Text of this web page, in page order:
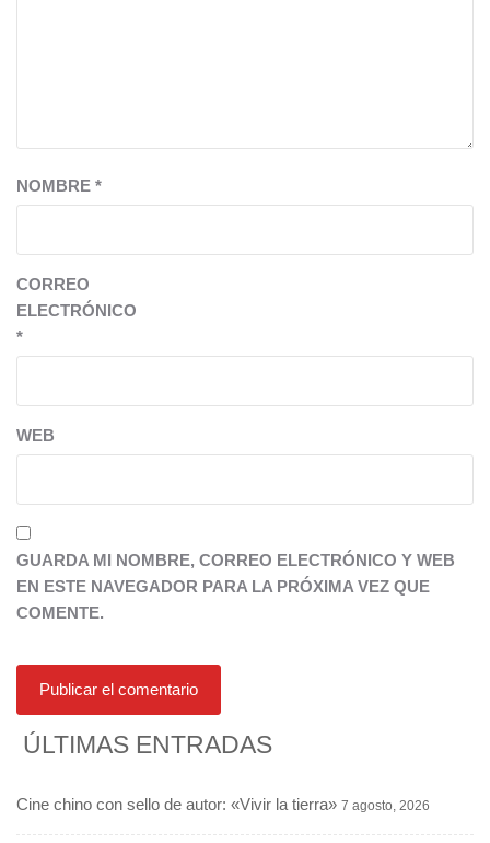
NOMBRE *
CORREO
ELECTRÓNICO
*
WEB
GUARDA MI NOMBRE, CORREO ELECTRÓNICO Y WEB
EN ESTE NAVEGADOR PARA LA PRÓXIMA VEZ QUE
COMENTE.
ÚLTIMAS ENTRADAS
Cine chino con sello de autor: «Vivir la tierra» 7 agosto, 2026